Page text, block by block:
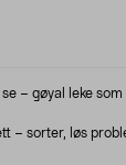
– gøyal leke
– sorter, løs